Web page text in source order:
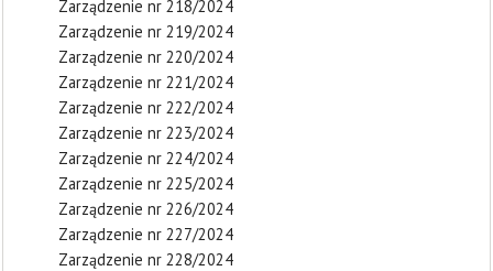
Zarządzenie nr 218/2024
Zarządzenie nr 219/2024
Zarządzenie nr 220/2024
Zarządzenie nr 221/2024
Zarządzenie nr 222/2024
Zarządzenie nr 223/2024
Zarządzenie nr 224/2024
Zarządzenie nr 225/2024
Zarządzenie nr 226/2024
Zarządzenie nr 227/2024
Zarządzenie nr 228/2024